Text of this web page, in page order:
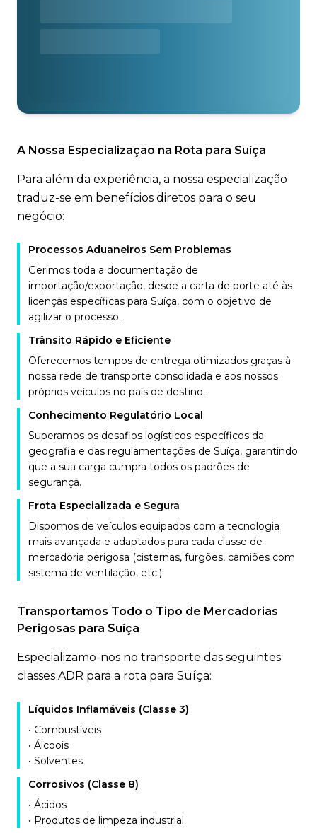
A Nossa Especialização na Rota para Suíça
Para além da experiência, a nossa especialização
traduz-se em benefícios diretos para o seu
negócio:
Processos Aduaneiros Sem Problemas
Gerimos toda a documentação de
importação/exportação, desde a carta de porte até às
licenças específicas para Suíça, com o objetivo de
agilizar o processo.
Trânsito Rápido e Eficiente
Oferecemos tempos de entrega otimizados graças à
nossa rede de transporte consolidada e aos nossos
próprios veículos no país de destino.
Conhecimento Regulatório Local
Superamos os desafios logísticos específicos da
geografia e das regulamentações de Suíça, garantindo
que a sua carga cumpra todos os padrões de
segurança.
Frota Especializada e Segura
Dispomos de veículos equipados com a tecnologia
mais avançada e adaptados para cada classe de
mercadoria perigosa (cisternas, furgões, camiões com
sistema de ventilação, etc.).
Transportamos Todo o Tipo de Mercadorias
Perigosas para Suíça
Especializamo-nos no transporte das seguintes
classes ADR para a rota para Suíça:
Líquidos Inflamáveis (Classe 3)
• Combustíveis
• Álcoois
• Solventes
Corrosivos (Classe 8)
• Ácidos
• Produtos de limpeza industrial